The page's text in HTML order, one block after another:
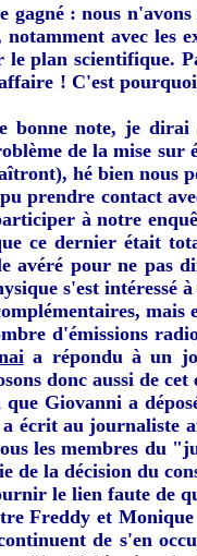
gagné : nous
avec les
le plan scientifique.
! C'est
note, je dirai
de la mise sur
hé bien nous
prendre contact
à notre
ce dernier était
avéré pour ne pas
s'est
mais
d'émissions
a répondu à un
donc aussi de
Giovanni a
a écrit au journaliste
les membres du
de la décision du
le lien faute de
Freddy et
de s'en